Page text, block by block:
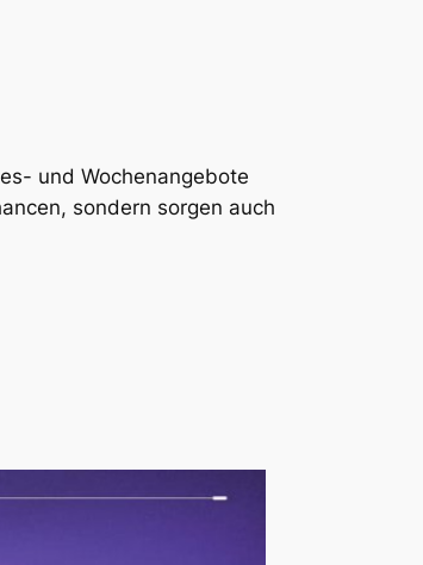
und Wochenangebote
sondern sorgen auch